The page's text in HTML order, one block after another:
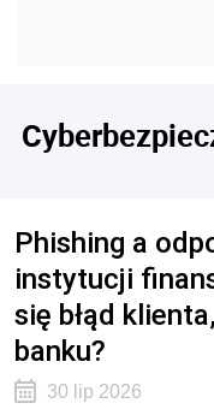
Phishing a
instytucji
się błąd
banku?
30 lip 2026